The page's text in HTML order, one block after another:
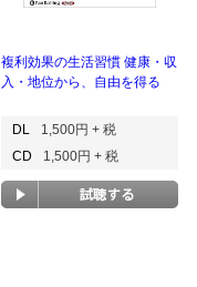
複利効果の生活習慣 健康・収
入・地位から、自由を得る
DL
1,500円 + 税
CD
1,500円 + 税